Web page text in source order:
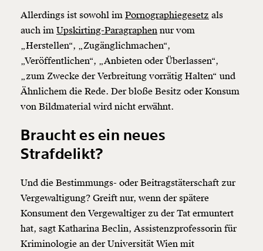
Allerdings ist sowohl im Pornographiegesetz als
auch im Upskirting-Paragraphen nur vom
„Herstellen“, „Zugänglichmachen“,
„Veröffentlichen“, „Anbieten oder Überlassen“,
„zum Zwecke der Verbreitung vorrätig Halten“ und
Ähnlichem die Rede. Der bloße Besitz oder Konsum
von Bildmaterial wird nicht erwähnt.
Braucht es ein neues
Strafdelikt?
Und die Bestimmungs- oder Beitragstäterschaft zur
Vergewaltigung? Greift nur, wenn der spätere
Konsument den Vergewaltiger zu der Tat ermuntert
hat, sagt Katharina Beclin, Assistenzprofessorin für
Kriminologie an der Universität Wien mit